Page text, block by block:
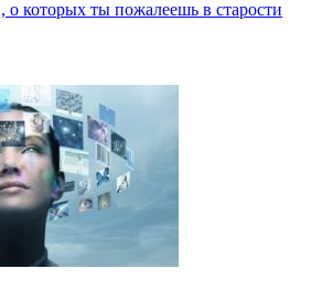
о которых ты пожалеешь в старости